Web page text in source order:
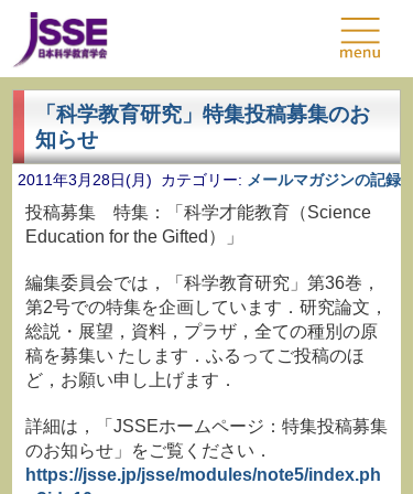
「科学教育研究」特集投稿募集のお
知らせ
2011年3月28日(月) カテゴリー: メールマガジンの記録
投稿募集 特集：「科学才能教育（Science
Education for the Gifted）」
編集委員会では，「科学教育研究」第36巻，
第2号での特集を企画しています．研究論文，
総説・展望，資料，プラザ，全ての種別の原
稿を募集い たします．ふるってご投稿のほ
ど，お願い申し上げます．
詳細は，「JSSEホームページ：特集投稿募集
のお知らせ」をご覧ください．
https://jsse.jp/jsse/modules/note5/index.ph